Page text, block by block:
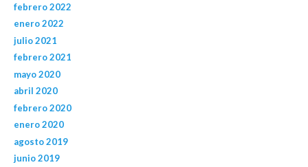
febrero 2022
enero 2022
julio 2021
febrero 2021
mayo 2020
abril 2020
febrero 2020
enero 2020
agosto 2019
junio 2019